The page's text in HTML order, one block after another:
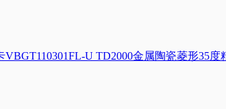
U TD2000金属陶瓷菱形35度